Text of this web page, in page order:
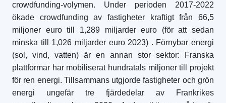
crowdfunding-volymen. Under perioden 2017-2022
ökade crowdfunding av fastigheter kraftigt från 66,5
miljoner euro till 1,289 miljarder euro (för att sedan
minska till 1,026 miljarder euro 2023) . Förnybar energi
(sol, vind, vatten) är en annan stor sektor: Franska
plattformar har mobiliserat hundratals miljoner till projekt
för ren energi. Tillsammans utgjorde fastigheter och grön
energi ungefär tre fjärdedelar av Frankrikes